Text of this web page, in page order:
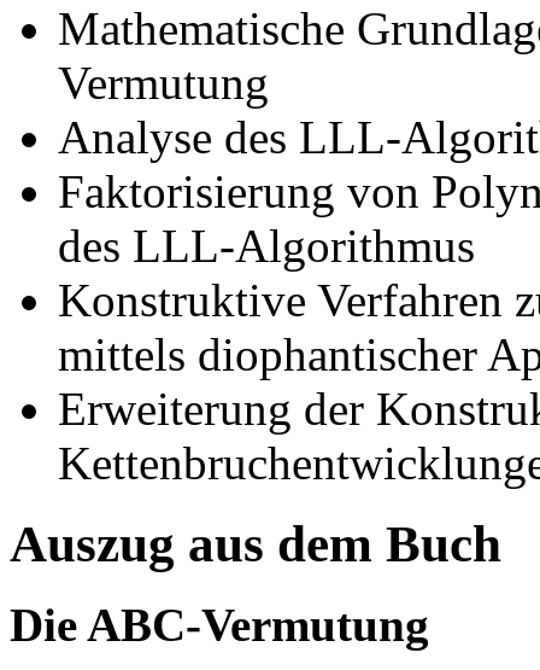
Mathematische
Vermutung
Analyse des LLL-
Faktorisierung von
des LLL-Algorithmus
Konstruktive Verfahren
mittels diophantischer
Erweiterung der
Auszug aus dem Buch
Die ABC-Vermutung